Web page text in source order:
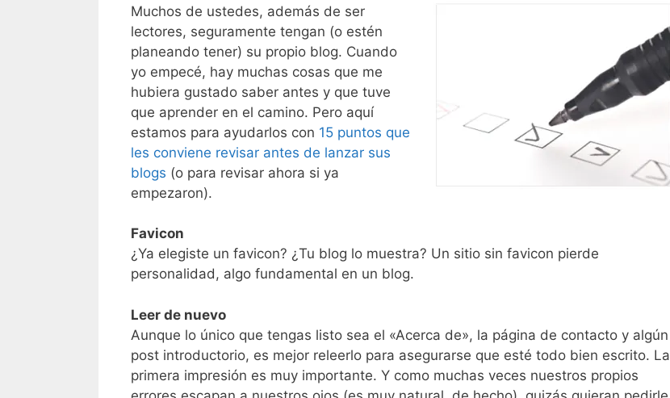
Muchos de ustedes, además de ser
lectores, seguramente tengan (o estén
planeando tener) su propio blog. Cuando
yo empecé, hay muchas cosas que me
hubiera gustado saber antes y que tuve
que aprender en el camino. Pero aquí
estamos para ayudarlos con 15 puntos que
les conviene revisar antes de lanzar sus
blogs (o para revisar ahora si ya
empezaron).
Favicon
¿Ya elegiste un favicon? ¿Tu blog lo muestra? Un sitio sin favicon pierde
personalidad, algo fundamental en un blog.
Leer de nuevo
Aunque lo único que tengas listo sea el «Acerca de», la página de contacto y algún
post introductorio, es mejor releerlo para asegurarse que esté todo bien escrito. La
primera impresión es muy importante. Y como muchas veces nuestros propios